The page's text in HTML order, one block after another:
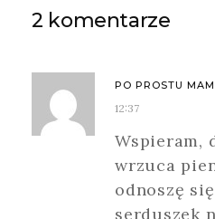
2 komentarze
PO PROSTU
12:37
Wspieram,
wrzuca
odnoszę
serduszek